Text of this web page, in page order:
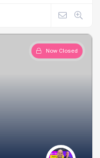
Now Closed